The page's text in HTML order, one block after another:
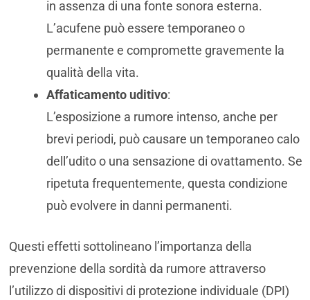
in assenza di una fonte sonora esterna.
L’acufene può essere temporaneo o
permanente e compromette gravemente la
qualità della vita.
Affaticamento uditivo:
L’esposizione a rumore intenso, anche per
brevi periodi, può causare un temporaneo calo
dell’udito o una sensazione di ovattamento. Se
ripetuta frequentemente, questa condizione
può evolvere in danni permanenti.
Questi effetti sottolineano l’importanza della
prevenzione della sordità da rumore attraverso
l’utilizzo di dispositivi di protezione individuale (DPI)